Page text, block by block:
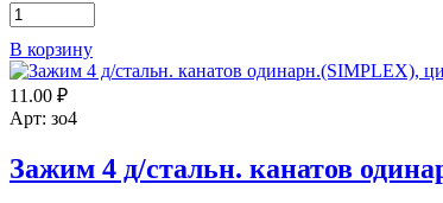
Количество
товара
Зажим
3
д/
стальн.
одинарн.
(SIMPLEX),
В корзину
11.00 ₽
Арт: зо4
Зажим 4 д/стальн. канатов